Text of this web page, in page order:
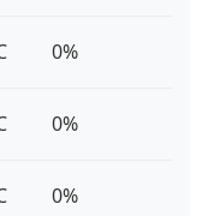
0%
0%
0%